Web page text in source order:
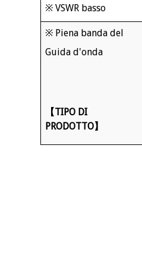
※ VSWR basso
※ Piena banda del
Guida d'onda
【TIPO DI
PRODOTTO】